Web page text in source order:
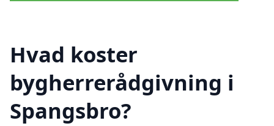
Hvad koster
bygherrerådgivning i
Spangsbro?